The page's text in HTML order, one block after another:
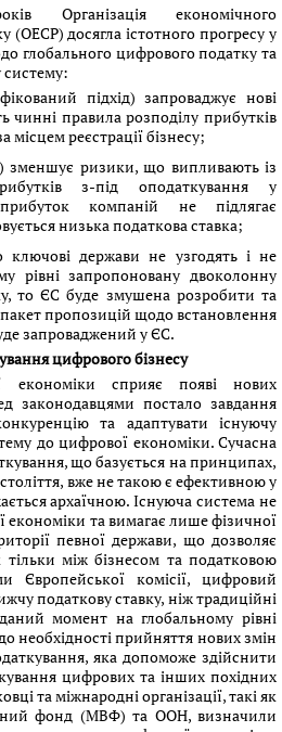
Організація економічного
(ОЕСР) досягла істотного прогресу у
глобального цифрового податку та
підхід) запроваджує нові
чинні правила розподілу прибутків
місцем реєстрації бізнесу;
зменшує ризики, що випливають із
з-під оподаткування у
компаній не підлягає
низька податкова ставка;
держави не узгодять і не
рівні запропоновану двоколонну
то ЄС буде змушена розробити та
пропозицій щодо встановлення
запроваджений у ЄС.
цифрового бізнесу
економіки сприяє появі нових
законодавцями постало завдання
та адаптувати існуючу
до цифрової економіки. Сучасна
що базується на принципах,
вже не такою є ефективною у
архаїчною. Існуюча система не
економіки та вимагає лише фізичної
певної держави, що дозволяє
тільки між бізнесом та податковою
Європейської комісії, цифровий
податкову ставку, ніж традиційні
момент на глобальному рівні
необхідності прийняття нових змін
яка допоможе здійснити
цифрових та інших похідних
та міжнародні організації, такі як
фонд (МВФ) та ООН, визначили